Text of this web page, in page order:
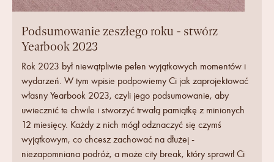
Podsumowanie zeszłego roku - stwórz
Yearbook 2023
Rok 2023 był niewątpliwie pełen wyjątkowych momentów i
wydarzeń. W tym wpisie podpowiemy Ci jak zaprojektować
własny Yearbook 2023, czyli jego podsumowanie, aby
uwiecznić te chwile i stworzyć trwałą pamiątkę z minionych
12 miesięcy. Każdy z nich mógł odznaczyć się czymś
wyjątkowym, co chcesz zachować na dłużej -
niezapomniana podróż, a może city break, który sprawił Ci